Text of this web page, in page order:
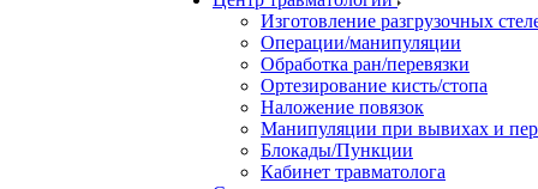
Изготовление разгрузочных
Операции/манипуляции
Обработка ран/перевязки
Ортезирование кисть/стопа
Наложение повязок
Манипуляции при вывихах и
Блокады/Пункции
Кабинет травматолога